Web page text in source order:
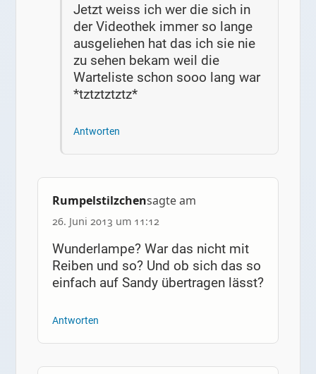
Jetzt weiss ich wer die sich in
der Videothek immer so lange
ausgeliehen hat das ich sie nie
zu sehen bekam weil die
Warteliste schon sooo lang war
*tztztztztz*
Antworten
Rumpelstilzchensagte am
26. Juni 2013 um 11:12
Wunderlampe? War das nicht mit
Reiben und so? Und ob sich das so
einfach auf Sandy übertragen lässt?
Antworten